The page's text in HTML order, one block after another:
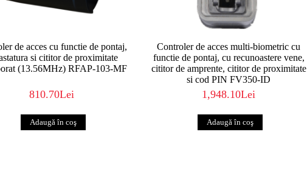
de acces cu functie de pontaj,
si cititor de proximitate
(13.56MHz) RFAP-103-MF
810.70Lei
Controler de acces multi-biometric cu
functie de pontaj, cu recunoastere vene,
cititor de amprente, cititor de proximitate
si cod PIN FV350-ID
1,948.10Lei